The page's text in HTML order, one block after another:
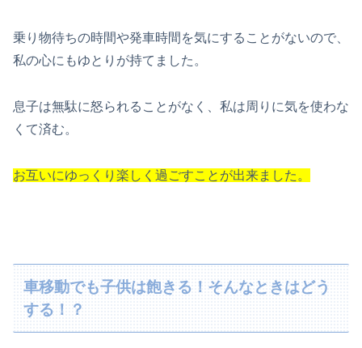
乗り物待ちの時間や発車時間を気にすることがないので、
私の心にもゆとりが持てました。
息子は無駄に怒られることがなく、私は周りに気を使わな
くて済む。
お互いにゆっくり楽しく過ごすことが出来ました。
車移動でも子供は飽きる！そんなときはどう
する！？